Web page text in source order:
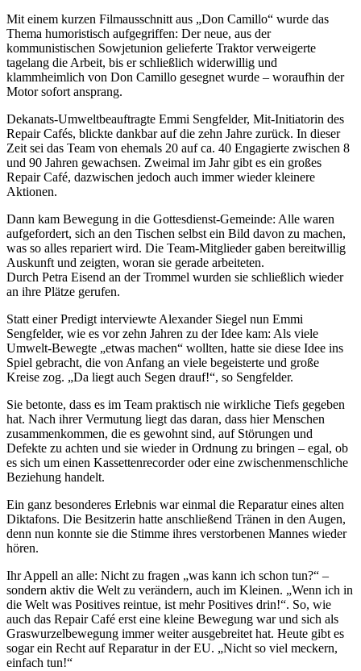
Mit einem kurzen Filmausschnitt aus „Don Camillo“ wurde das
Thema humoristisch aufgegriffen: Der neue, aus der
kommunistischen Sowjetunion gelieferte Traktor verweigerte
tagelang die Arbeit, bis er schließlich widerwillig und
klammheimlich von Don Camillo gesegnet wurde – woraufhin der
Motor sofort ansprang.
Dekanats-Umweltbeauftragte Emmi Sengfelder, Mit-Initiatorin des
Repair Cafés, blickte dankbar auf die zehn Jahre zurück. In dieser
Zeit sei das Team von ehemals 20 auf ca. 40 Engagierte zwischen 8
und 90 Jahren gewachsen. Zweimal im Jahr gibt es ein großes
Repair Café, dazwischen jedoch auch immer wieder kleinere
Aktionen.
Dann kam Bewegung in die Gottesdienst-Gemeinde: Alle waren
aufgefordert, sich an den Tischen selbst ein Bild davon zu machen,
was so alles repariert wird. Die Team-Mitglieder gaben bereitwillig
Auskunft und zeigten, woran sie gerade arbeiteten.
Durch Petra Eisend an der Trommel wurden sie schließlich wieder
an ihre Plätze gerufen.
Statt einer Predigt interviewte Alexander Siegel nun Emmi
Sengfelder, wie es vor zehn Jahren zu der Idee kam: Als viele
Umwelt-Bewegte „etwas machen“ wollten, hatte sie diese Idee ins
Spiel gebracht, die von Anfang an viele begeisterte und große
Kreise zog. „Da liegt auch Segen drauf!“, so Sengfelder.
Sie betonte, dass es im Team praktisch nie wirkliche Tiefs gegeben
hat. Nach ihrer Vermutung liegt das daran, dass hier Menschen
zusammenkommen, die es gewohnt sind, auf Störungen und
Defekte zu achten und sie wieder in Ordnung zu bringen – egal, ob
es sich um einen Kassettenrecorder oder eine zwischenmenschliche
Beziehung handelt.
Ein ganz besonderes Erlebnis war einmal die Reparatur eines alten
Diktafons. Die Besitzerin hatte anschließend Tränen in den Augen,
denn nun konnte sie die Stimme ihres verstorbenen Mannes wieder
hören.
Ihr Appell an alle: Nicht zu fragen „was kann ich schon tun?“ –
sondern aktiv die Welt zu verändern, auch im Kleinen. „Wenn ich in
die Welt was Positives reintue, ist mehr Positives drin!“. So, wie
auch das Repair Café erst eine kleine Bewegung war und sich als
Graswurzelbewegung immer weiter ausgebreitet hat. Heute gibt es
sogar ein Recht auf Reparatur in der EU. „Nicht so viel meckern,
einfach tun!“